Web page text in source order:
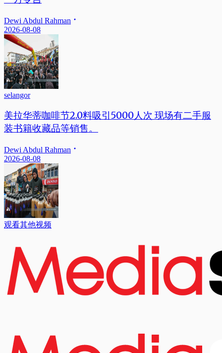
Dewi Abdul Rahman
2026-08-08
selangor
美拉华蒂咖啡节2.0料吸引5000人次 现场有二手服
装书籍收藏品等销售。
Dewi Abdul Rahman
2026-08-08
观看其他视频